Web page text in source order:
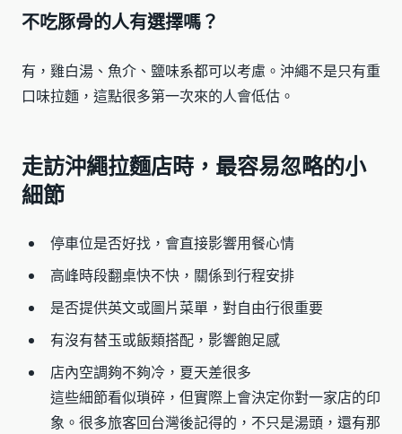
不吃豚骨的人有選擇嗎？
有，雞白湯、魚介、鹽味系都可以考慮。沖繩不是只有重
口味拉麵，這點很多第一次來的人會低估。
走訪沖繩拉麵店時，最容易忽略的小
細節
停車位是否好找，會直接影響用餐心情
高峰時段翻桌快不快，關係到行程安排
是否提供英文或圖片菜單，對自由行很重要
有沒有替玉或飯類搭配，影響飽足感
店內空調夠不夠冷，夏天差很多
這些細節看似瑣碎，但實際上會決定你對一家店的印
象。很多旅客回台灣後記得的，不只是湯頭，還有那